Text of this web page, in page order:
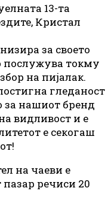
13-та
Кристал
за своето
послужува токму
на пијалак.
гледаност
за нашиот бренд
видливост и е
е секогаш
на чаеви е
речиси 20